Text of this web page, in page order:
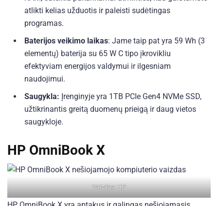
atlikti kelias užduotis ir paleisti sudėtingas
programas.
Baterijos veikimo laikas: Jame taip pat yra 59 Wh (3
elementų) baterija su 65 W C tipo įkrovikliu
efektyviam energijos valdymui ir ilgesniam
naudojimui.
Saugykla: Įrenginyje yra 1TB PCIe Gen4 NVMe SSD,
užtikrinantis greitą duomenų prieigą ir daug vietos
saugykloje.
HP OmniBook X
Vaizdas: HP